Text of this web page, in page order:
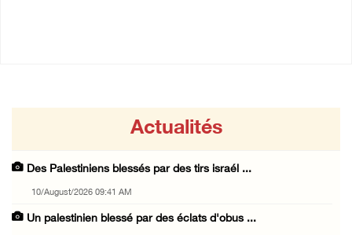
Actualités
Des Palestiniens blessés par des tirs israél ...
10/August/2026 09:41 AM
Un palestinien blessé par des éclats d'obus ...